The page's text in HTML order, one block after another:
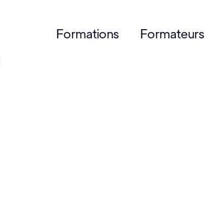
Formations Formateurs